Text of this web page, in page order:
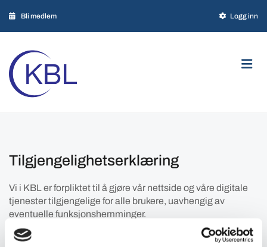
 Bli medlem  Logg inn
Tilgjengelighetserklæring
Vi i KBL er forpliktet til å gjøre vår nettside og våre digitale
tjenester tilgjengelige for alle brukere, uavhengig av
eventuelle funksjonshemminger.
For å oppfylle dette løftet, følger vi retningslinjene for tilgjengelighet